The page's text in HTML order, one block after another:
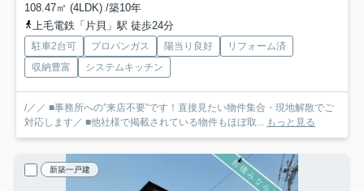
108.47㎡ (4LDK) /築10年
上毛電鉄「片貝」駅 徒歩24分
駐車2台可 プロパンガス 陽当り良好
リフォーム済
収納豊富
システムキッチン
/／／ ■事務所への”来店不要”です！直接見たい物件集合・現地解散でご
対応します／ ■他社様で掲載されている物件もほぼ取... もっと見る
新築一戸建